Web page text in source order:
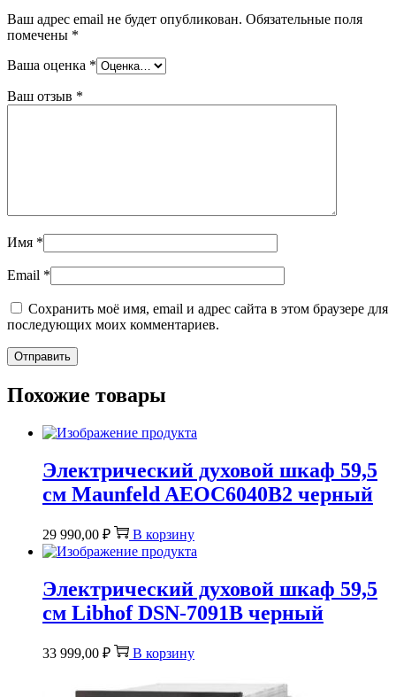
Ваш адрес email не будет опубликован. Обязательные поля
помечены *
Ваша оценка *
Ваш отзыв *
Имя *
Email *
Сохранить моё имя, email и адрес сайта в этом браузере для
последующих моих комментариев.
Похожие товары
Электрический духовой шкаф 59,5
см Maunfeld AEOC6040B2 черный
29 990,00 ₽ В корзину
Электрический духовой шкаф 59,5
см Libhof DSN-7091B черный
33 999,00 ₽ В корзину